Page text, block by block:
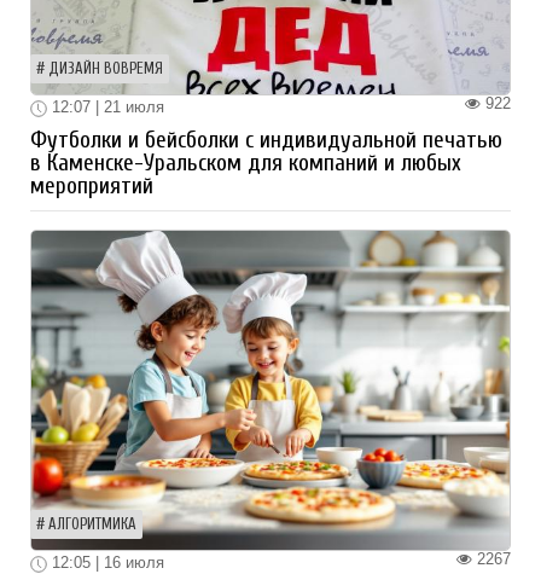
ДИЗАЙН ВОВРЕМЯ
922
12:07 | 21 июля
Футболки и бейсболки с индивидуальной печатью
в Каменске-Уральском для компаний и любых
мероприятий
АЛГОРИТМИКА
2267
12:05 | 16 июля